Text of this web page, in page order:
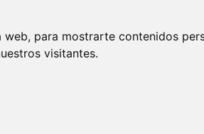
para mostrarte contenidos
visitantes.